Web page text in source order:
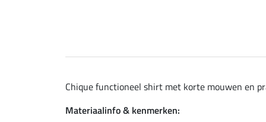
Chique functioneel shirt met korte mouwen en
Materiaalinfo & kenmerken: